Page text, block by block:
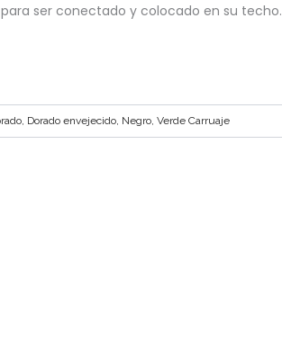
ser conectado y colocado en su techo.
Dorado envejecido, Negro, Verde Carruaje